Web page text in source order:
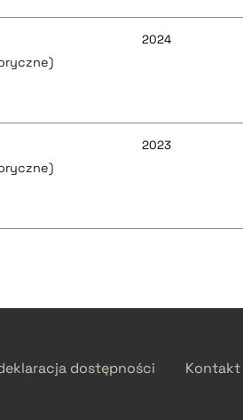
2024
2023
dostępności Kontakt